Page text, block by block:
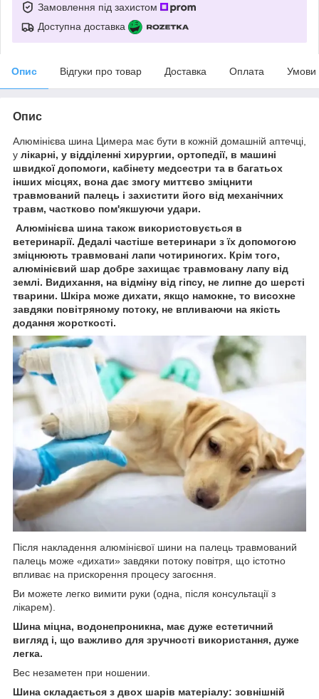
Замовлення під захистом
Доступна доставка
Опис Відгуки про товар Доставка Оплата Умови
Опис
Алюмінієва шина Цимера має бути в кожній домашній аптечці,
у лікарні, у відділенні хирургии, ортопедії, в машині
швидкої допомоги, кабінету медсестри та в багатьох
інших місцях, вона дає змогу миттєво зміцнити
травмований палець і захистити його від механічних
травм, частково пом'якшуючи удари.
Алюмінієва шина також використовується в
ветеринарії. Дедалі частіше ветеринари з їх допомогою
зміцнюють травмовані лапи чотириногих. Крім того,
алюмінієвий шар добре захищає травмовану лапу від
землі. Видихання, на відміну від гіпсу, не липне до шерсті
тварини. Шкіра може дихати, якщо намокне, то висохне
завдяки повітряному потоку, не впливаючи на якість
додання жорсткості.
Після накладення алюмінієвої шини на палець травмований
палець може «дихати» завдяки потоку повітря, що істотно
впливає на прискорення процесу загоєння.
Ви можете легко вимити руки (одна, після консультації з
лікарем).
Шина міцна, водонепроникна, має дуже естетичний
вигляд і, що важливо для зручності використання, дуже
легка.
Вес незаметен при ношении.
Шина складається з двох шарів матеріалу: зовнішній